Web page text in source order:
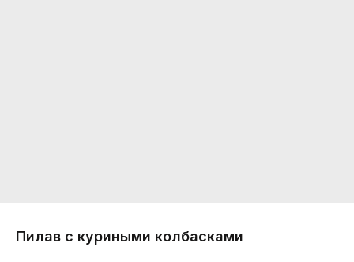
Пилав с куриными колбасками